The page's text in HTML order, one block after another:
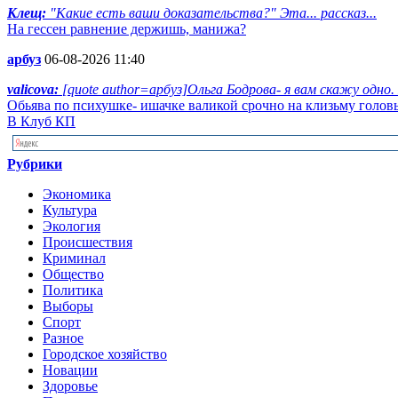
Клещ: "Какие есть ваши доказательства?" Эта... рассказ...
На гессен равнение держишь, манижа?
арбуз 06-08-2026 11:40
valicova: [quote author=арбуз]Ольга Бодрова- я вам скажу
Обьява по психушке- ишачке валикой срочно на клизьму
В Клуб КП
Рубрики
Экономика
Культура
Экология
Происшествия
Криминал
Общество
Политика
Выборы
Спорт
Разное
Городское хозяйство
Новации
Здоровье